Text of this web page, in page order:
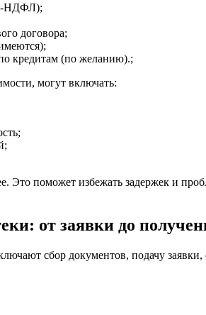
НДФЛ);
договора;
кредитам (по желанию).;
могут включать:
Это поможет избежать задержек и
от заявки до
сбор документов, подачу